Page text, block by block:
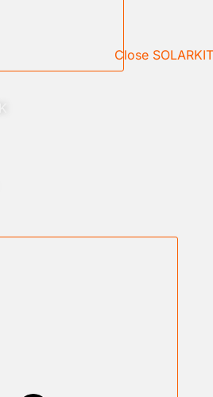
Close SOLARKIT